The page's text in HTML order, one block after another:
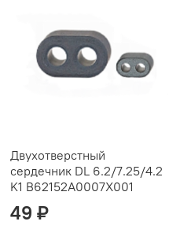
Двухотверстный
сердечник DL 6.2/7.25/4.2
K1 B62152A0007X001
49 ₽